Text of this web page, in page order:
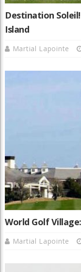
Destination
Island
Martial Lapointe
World Golf
Martial Lapointe